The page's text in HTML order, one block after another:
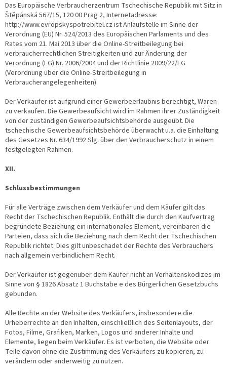
Das Europäische Verbraucherzentrum Tschechische Republik mit Sitz in
Štěpánská 567/15, 120 00 Prag 2, Internetadresse:
http://www.evropskyspotrebitel.cz ist Anlaufstelle im Sinne der
Verordnung (EU) Nr. 524/2013 des Europäischen Parlaments und des
Rates vom 21. Mai 2013 über die Online-Streitbeilegung bei
verbraucherrechtlichen Streitigkeiten und zur Änderung der
Verordnung (EG) Nr. 2006/2004 und der Richtlinie 2009/22/EG
(Verordnung über die Online-Streitbeilegung in
Verbraucherangelegenheiten).
Der Verkäufer ist aufgrund einer Gewerbeerlaubnis berechtigt, Waren
zu verkaufen. Die Gewerbeaufsicht wird im Rahmen ihrer Zuständigkeit
von der zuständigen Gewerbeaufsichtsbehörde ausgeübt. Die
tschechische Gewerbeaufsichtsbehörde überwacht u.a. die Einhaltung
des Gesetzes Nr. 634/1992 Slg. über den Verbraucherschutz in einem
festgelegten Rahmen.
XII.
Schlussbestimmungen
Für alle Verträge zwischen dem Verkäufer und dem Käufer gilt das
Recht der Tschechischen Republik. Enthält die durch den Kaufvertrag
begründete Beziehung ein internationales Element, vereinbaren die
Parteien, dass sich die Beziehung nach dem Recht der Tschechischen
Republik richtet. Dies gilt unbeschadet der Rechte des Verbrauchers
nach allgemein verbindlichem Recht.
Der Verkäufer ist gegenüber dem Käufer nicht an Verhaltenskodizes im
Sinne von § 1826 Absatz 1 Buchstabe e des Bürgerlichen Gesetzbuchs
gebunden.
Alle Rechte an der Website des Verkäufers, insbesondere die
Urheberrechte an den Inhalten, einschließlich des Seitenlayouts, der
Fotos, Filme, Grafiken, Marken, Logos und anderer Inhalte und
Elemente, liegen beim Verkäufer. Es ist verboten, die Website oder
Teile davon ohne die Zustimmung des Verkäufers zu kopieren, zu
verändern oder anderweitig zu nutzen.